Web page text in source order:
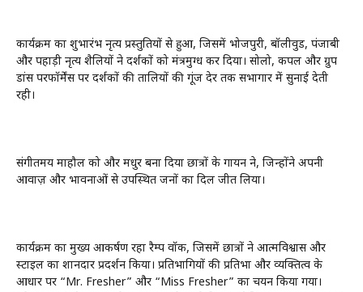
कार्यक्रम का शुभारंभ नृत्य प्रस्तुतियों से हुआ, जिसमें भोजपुरी, बॉलीवुड, पंजाबी
और पहाड़ी नृत्य शैलियों ने दर्शकों को मंत्रमुग्ध कर दिया। सोलो, कपल और ग्रुप
डांस परफॉर्मेंस पर दर्शकों की तालियों की गूंज देर तक सभागार में सुनाई देती
रही।
संगीतमय माहौल को और मधुर बना दिया छात्रों के गायन ने, जिन्होंने अपनी
आवाज़ और भावनाओं से उपस्थित जनों का दिल जीत लिया।
कार्यक्रम का मुख्य आकर्षण रहा रैम्प वॉक, जिसमें छात्रों ने आत्मविश्वास और
स्टाइल का शानदार प्रदर्शन किया। प्रतिभागियों की प्रतिभा और व्यक्तित्व के
आधार पर “Mr. Fresher” और “Miss Fresher” का चयन किया गया।